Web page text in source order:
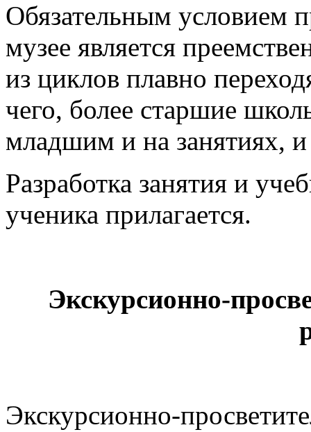
Обязательным условием
музее является
из циклов плавно
чего, более старшие
младшим и на занятиях,
Разработка занятия и
ученика прилагается.
Экскурсионно-
Экскурсионно-